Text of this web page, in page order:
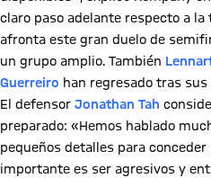
claro paso adelante respecto a la
afronta este gran duelo de
un grupo amplio. También
Guerreiro han regresado tras
El defensor​​​​​​​ Jonathan Tah
preparado: «Hemos hablado
pequeños detalles para conceder
importante es ser agresivos y